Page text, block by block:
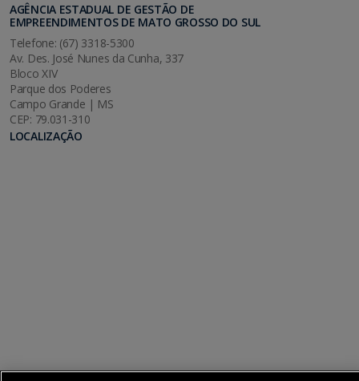
AGÊNCIA ESTADUAL DE GESTÃO DE
EMPREENDIMENTOS DE MATO GROSSO DO SUL
Telefone: (67) 3318-5300
Av. Des. José Nunes da Cunha, 337
Bloco XIV
Parque dos Poderes
Campo Grande | MS
CEP: 79.031-310
LOCALIZAÇÃO